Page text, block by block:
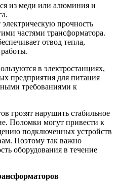
из меди или алюминия и
прочность
частями трансформатора.
отвод тепла,
в электростанциях,
предприятия для питания
требованиями к
грозят нарушить стабильное
Поломки могут привести к
подключенных устройств
Поэтому так важно
оборудования в течение